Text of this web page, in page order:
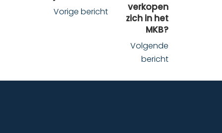
Vorige bericht
verkopen
zich in het
MKB?
Volgende
bericht